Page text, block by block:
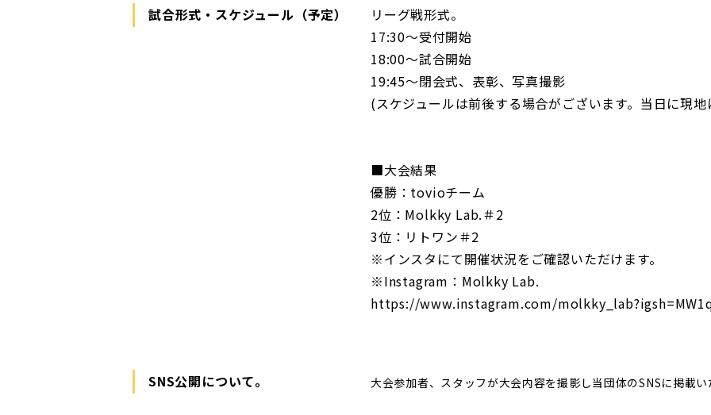
試合形式・スケジュール（予定）
リーグ戦形式。
17:30〜受付開始
18:00〜試合開始
19:45〜閉会式、表彰、写真撮影
(スケジュールは前後する場合がございます。当日に現
■大会結果
優勝：tovioチーム
2位：Molkky Lab.＃2
3位：リトワン＃2
※インスタにて開催状況をご確認いただけます。
※Instagram：Molkky Lab.
https://www.instagram.com/
SNS公開について。 大会参加者、スタッフが大会内容を撮影し当団体のSNSに掲載